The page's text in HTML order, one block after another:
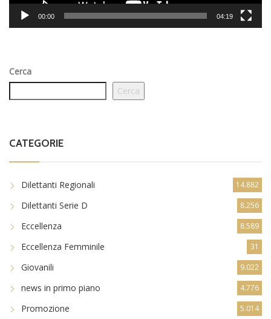
00:00 04:19
Cerca
Cerca
CATEGORIE
Dilettanti Regionali 14.882
Dilettanti Serie D 8.256
Eccellenza 8.589
Eccellenza Femminile 31
Giovanili 9.022
news in primo piano 4.776
Promozione 5.014